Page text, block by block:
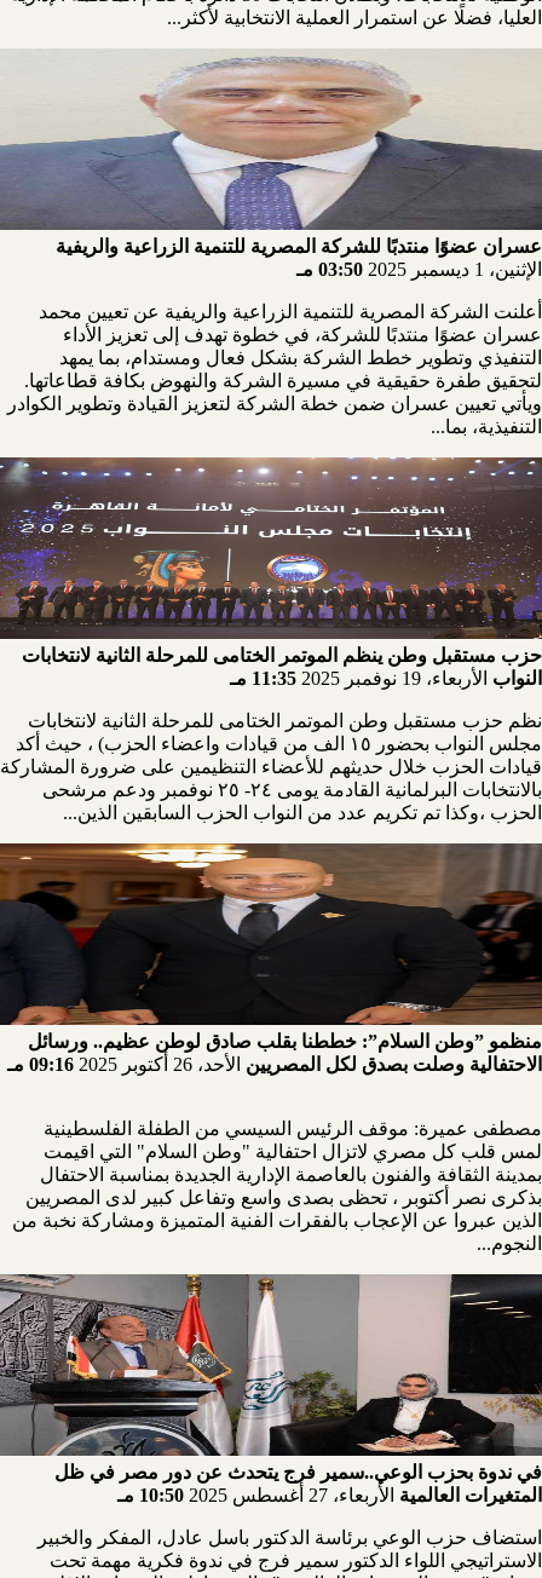
العليا، فضلًا عن استمرار العملية الانتخابية لأكثر...
عسران عضوًا منتدبًا للشركة المصرية للتنمية الزراعية والريفية
الإثنين، 1 ديسمبر 2025
03:50 مـ
أعلنت الشركة المصرية للتنمية الزراعية والريفية عن تعيين محمد
عسران عضوًا منتدبًا للشركة، في خطوة تهدف إلى تعزيز الأداء
التنفيذي وتطوير خطط الشركة بشكل فعال ومستدام، بما يمهد
لتحقيق طفرة حقيقية في مسيرة الشركة والنهوض بكافة قطاعاتها.
ويأتي تعيين عسران ضمن خطة الشركة لتعزيز القيادة وتطوير الكوادر
التنفيذية، بما...
حزب مستقبل وطن ينظم الموتمر الختامى للمرحلة الثانية لانتخابات
النواب الأربعاء، 19 نوفمبر 2025 11:35 مـ
نظم حزب مستقبل وطن الموتمر الختامى للمرحلة الثانية لانتخابات
مجلس النواب بحضور ١٥ الف من قيادات واعضاء الحزب) ، حيث أكد
قيادات الحزب خلال حديثهم للأعضاء التنظيمين على ضرورة المشاركة
بالانتخابات البرلمانية القادمة يومى ٢٤- ٢٥ نوفمبر ودعم مرشحى
الحزب ،وكذا تم تكريم عدد من النواب الحزب السابقين الذين...
منظمو ”وطن السلام”: خططنا بقلب صادق لوطن عظيم.. ورسائل
الاحتفالية وصلت بصدق لكل المصريين الأحد، 26 أكتوبر 2025 09:16 مـ
مصطفى عميرة: موقف الرئيس السيسي من الطفلة الفلسطينية
لمس قلب كل مصري لاتزال احتفالية "وطن السلام" التي اقيمت
بمدينة الثقافة والفنون بالعاصمة الإدارية الجديدة بمناسبة الاحتفال
بذكرى نصر أكتوبر ، تحظى بصدى واسع وتفاعل كبير لدى المصريين
الذين عبروا عن الإعجاب بالفقرات الفنية المتميزة ومشاركة نخبة من
النجوم...
في ندوة بحزب الوعي..سمير فرج يتحدث عن دور مصر في ظل
المتغيرات العالمية الأربعاء، 27 أغسطس 2025 10:50 مـ
استضاف حزب الوعي برئاسة الدكتور باسل عادل، المفكر والخبير
الاستراتيجي اللواء الدكتور سمير فرج في ندوة فكرية مهمة تحت